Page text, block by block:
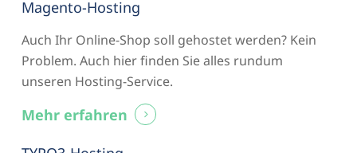
Magento-Hosting
Auch Ihr Online-Shop soll gehostet werden? Kein
Problem. Auch hier finden Sie alles rundum
unseren Hosting-Service.
Mehr erfahren